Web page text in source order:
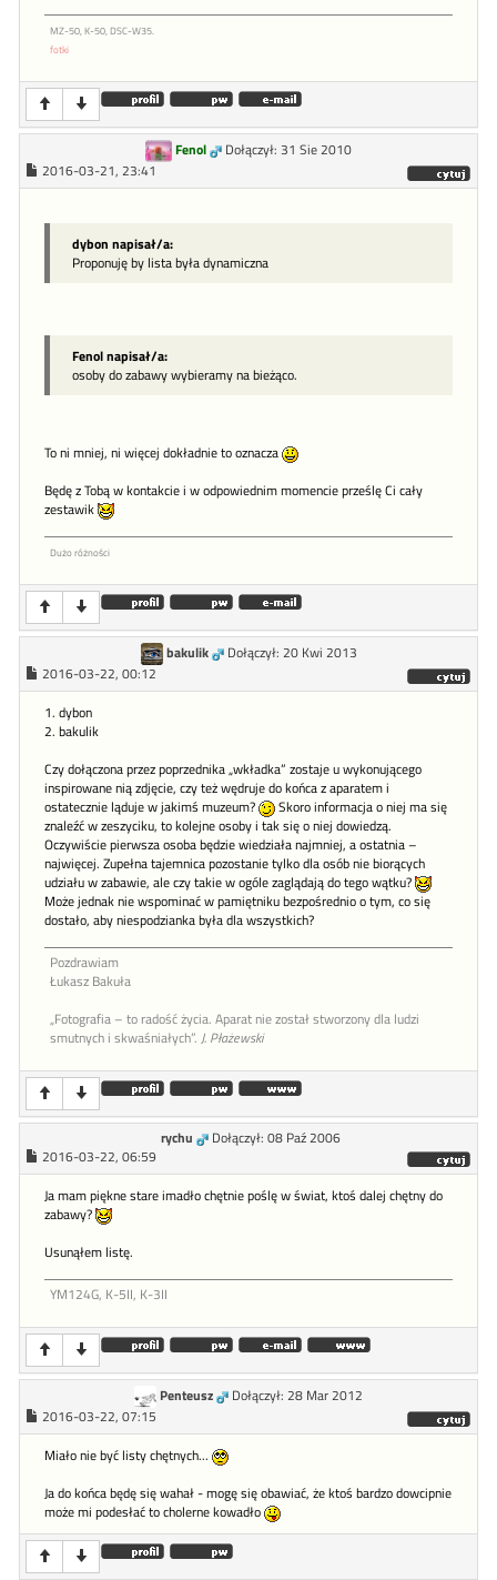
MZ-50, K-50, DSC-W35.
fotki
Fenol
Dołączył: 31 Sie 2010
2016-03-21, 23:41
dybon napisał/a:
Proponuję by lista była dynamiczna
Fenol napisał/a:
osoby do zabawy wybieramy na bieżąco.
To ni mniej, ni więcej dokładnie to oznacza
Będę z Tobą w kontakcie i w odpowiednim momencie prześlę Ci cały
zestawik
Dużo różności
bakulik
Dołączył: 20 Kwi 2013
2016-03-22, 00:12
1. dybon
2. bakulik
Czy dołączona przez poprzednika „wkładka” zostaje u wykonującego
inspirowane nią zdjęcie, czy też wędruje do końca z aparatem i
ostatecznie ląduje w jakimś muzeum?
Skoro informacja o niej ma się
znaleźć w zeszyciku, to kolejne osoby i tak się o niej dowiedzą.
Oczywiście pierwsza osoba będzie wiedziała najmniej, a ostatnia –
najwięcej. Zupełna tajemnica pozostanie tylko dla osób nie biorących
udziału w zabawie, ale czy takie w ogóle zaglądają do tego wątku?
Może jednak nie wspominać w pamiętniku bezpośrednio o tym, co się
dostało, aby niespodzianka była dla wszystkich?
Pozdrawiam
Łukasz Bakuła
„Fotografia – to radość życia. Aparat nie został stworzony dla ludzi
smutnych i skwaśniałych”. J. Płażewski
rychu
Dołączył: 08 Paź 2006
2016-03-22, 06:59
Ja mam piękne stare imadło chętnie poślę w świat, ktoś dalej chętny do
zabawy?
Usunąłem listę.
YM124G, K-5II, K-3II
Penteusz
Dołączył: 28 Mar 2012
2016-03-22, 07:15
Miało nie być listy chętnych...
Ja do końca będę się wahał - mogę się obawiać, że ktoś bardzo dowcipnie
może mi podesłać to cholerne kowadło